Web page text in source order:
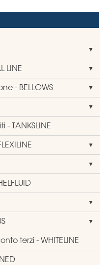
LINE
- BELLOWS
TANKSLINE
terzi - WHITELINE